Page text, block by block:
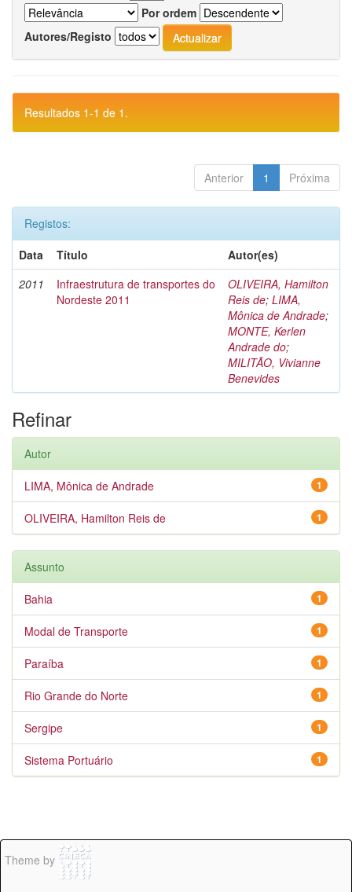
Por ordem
Autores/Registo
Resultados 1-1 de 1.
Anterior 1 Próxima
Registos:
Data
Título
Autor(es)
2011
Infraestrutura de transportes do
Nordeste 2011
OLIVEIRA, Hamilton
Reis de; LIMA,
Mônica de Andrade;
MONTE, Kerlen
Andrade do;
MILITÃO, Vivianne
Benevides
Refinar
Autor
1
LIMA, Mônica de Andrade
1
OLIVEIRA, Hamilton Reis de
Assunto
1
Bahia
1
Modal de Transporte
1
Paraíba
1
Rio Grande do Norte
1
Sergipe
1
Sistema Portuário
Theme by